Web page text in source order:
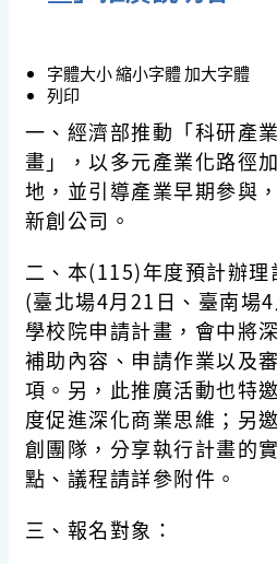
字體大小縮小字體加大字體
列印
一、經濟部推動「科研產
畫」，以多元產業化路徑
地，並引導產業早期參與
新創公司。
二、本(115)年度預計辦
(臺北場4月21日、臺南場
學校院申請計畫，會中將
補助內容、申請作業以及
項。另，此推廣活動也特
度促進深化商業思維；另
創團隊，分享執行計畫的
點、議程請詳參附件。
三、報名對象：